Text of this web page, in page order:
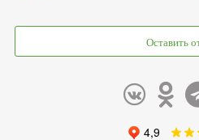
Оставить